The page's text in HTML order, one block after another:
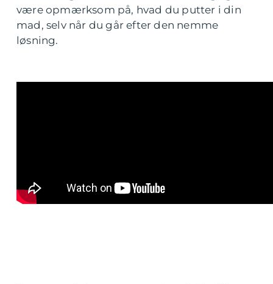
være opmærksom på, hvad du putter i din
mad, selv når du går efter den nemme
løsning.